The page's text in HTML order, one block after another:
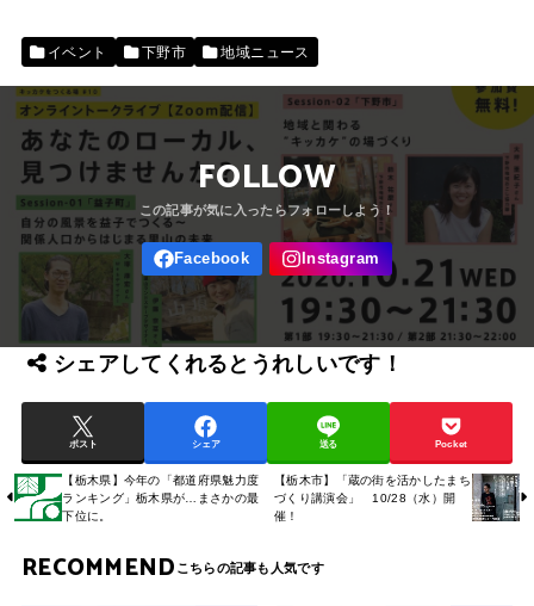
イベント 下野市 地域ニュース
FOLLOW
シェアしてくれるとうれしいです！
ポスト シェア 送る Pocket
【栃木県】今年の「都道府県魅力度
ランキング」栃木県が…まさかの最
下位に。
【栃木市】「蔵の街を活かしたまち
づくり講演会」 10/28（水）開
催！
RECOMMEND